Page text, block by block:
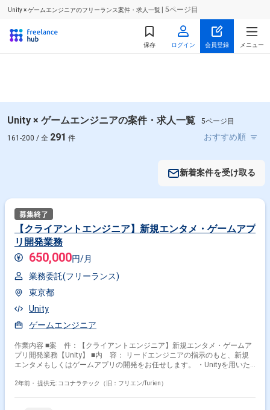
Unity × ゲームエンジニアのフリーランス案件・求人一覧 | 5ページ目
保存 ログイン 会員登録 メニュー
Unity × ゲームエンジニアの案件・求人一覧
5ページ目
161-200 / 全 291 件
新着案件を受け取る
【クライアントエンジニア】新規エンタメ・ゲームアプ
リ開発業務
650,000円/月
業務委託(フリーランス)
東京都
Unity
ゲームエンジニア
作業内容 ■案 件：【クライアントエンジニア】新規エンタメ・ゲームア
プリ開発業務【Unity】 ■内 容： リードエンジニアの指示のもと、新規
エンタメもしくはゲームアプリの開発をお任せします。 ・Unityを用いた
2年前・ 提供元: ココナラテック（旧：フリエン/furien）